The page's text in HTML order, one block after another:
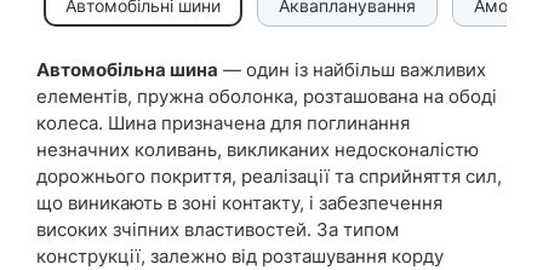
Автомобільні шини Аквапланування
Автомобільна шина — один із найбільш важливих
елементів, пружна оболонка, розташована на ободі
колеса. Шина призначена для поглинання
незначних коливань, викликаних недосконалістю
дорожнього покриття, реалізації та сприйняття сил,
що виникають в зоні контакту, і забезпечення
високих зчіпних властивостей. За типом
конструкції, залежно від розташування корду